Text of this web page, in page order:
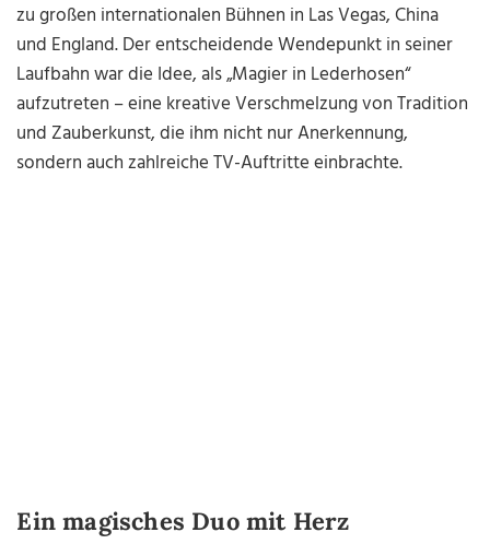
zu großen internationalen Bühnen in Las Vegas, China
und England. Der entscheidende Wendepunkt in seiner
Laufbahn war die Idee, als „Magier in Lederhosen“
aufzutreten – eine kreative Verschmelzung von Tradition
und Zauberkunst, die ihm nicht nur Anerkennung,
sondern auch zahlreiche TV-Auftritte einbrachte.
Ein magisches Duo mit Herz